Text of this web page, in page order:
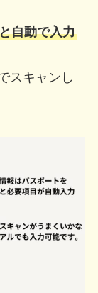
自動で入力
スキャンし